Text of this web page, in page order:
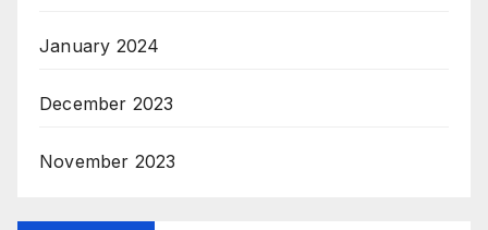
January 2024
December 2023
November 2023